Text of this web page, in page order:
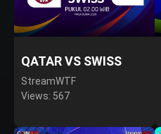
QATAR VS SWISS
StreamWTF
Views: 567